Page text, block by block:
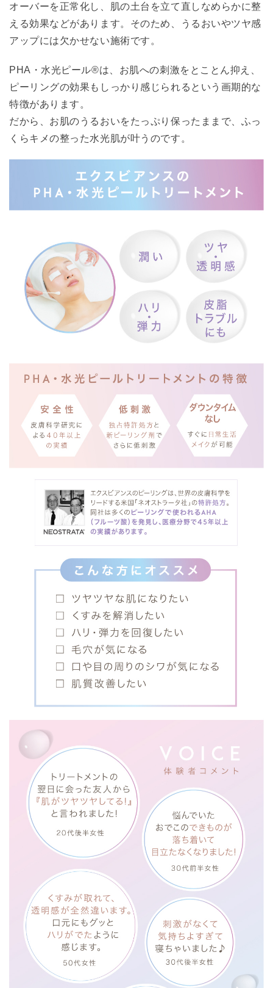
オーバーを正常化し、肌の土台を立て直しなめらかに整
える効果などがあります。そのため、うるおいやツヤ感
アップには欠かせない施術です。
PHA・水光ピール®︎は、お肌への刺激をとことん抑え、
ピーリングの効果もしっかり感じられるという画期的な
特徴があります。
だから、お肌のうるおいをたっぷり保ったままで、ふっ
くらキメの整った水光肌が叶うのです。